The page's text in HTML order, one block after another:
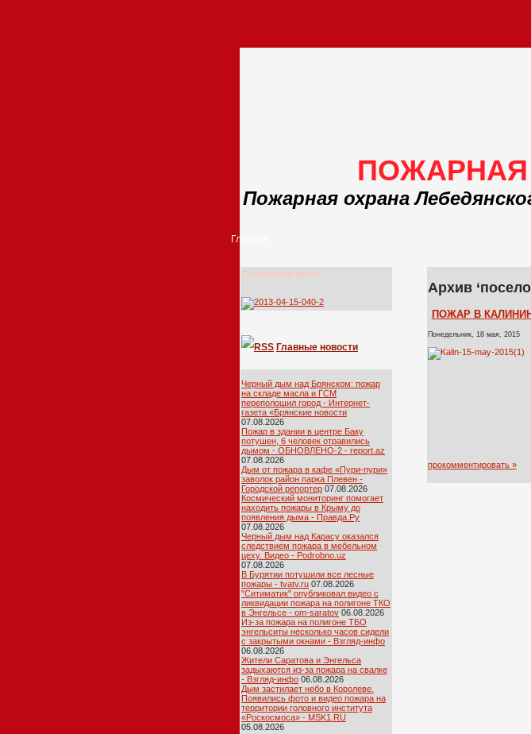
Пожарная охрана
Главная
Случайное фото
Главные новости
Черный дым над Брянском: пожар
на складе масла и ГСМ
переполошил город - Интернет-
газета «Брянские новости
07.08.2026
Пожар в здании в центре Баку
потушен, 6 человек отравились
дымом - ОБНОВЛЕНО-2 - report.az
07.08.2026
Дым от пожара в кафе «Пури-пури»
заволок район парка Плевен -
Городской репортер 07.08.2026
Космический мониторинг помогает
находить пожары в Крыму до
появления дыма - Правда.Ру
07.08.2026
Черный дым над Карасу оказался
следствием пожара в мебельном
цеху. Видео - Podrobno.uz
07.08.2026
В Бурятии потушили все лесные
пожары - tvatv.ru 07.08.2026
"Ситиматик" опубликовал видео с
ликвидации пожара на полигоне ТКО
в Энгельсе - om-saratov 06.08.2026
Из-за пожара на полигоне ТБО
энгельситы несколько часов сидели
с закрытыми окнами - Взгляд-инфо
06.08.2026
Жители Саратова и Энгельса
задыхаются из-за пожара на свалке
- Взгляд-инфо 06.08.2026
Дым застилает небо в Королеве.
Появились фото и видео пожара на
территории головного института
«Роскосмоса» - MSK1.RU
05.08.2026
Архив
ПОЖАР В
Понедельник, 18 мая, 2015
прокомментировать »